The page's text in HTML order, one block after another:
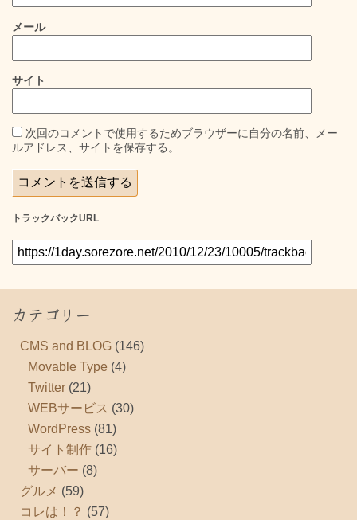
メール
サイト
次回のコメントで使用するためブラウザーに自分の名前、メー
ルアドレス、サイトを保存する。
トラックバックURL
カテゴリー
CMS and BLOG (146)
Movable Type (4)
Twitter (21)
WEBサービス (30)
WordPress (81)
サイト制作 (16)
サーバー (8)
グルメ (59)
コレは！？ (57)